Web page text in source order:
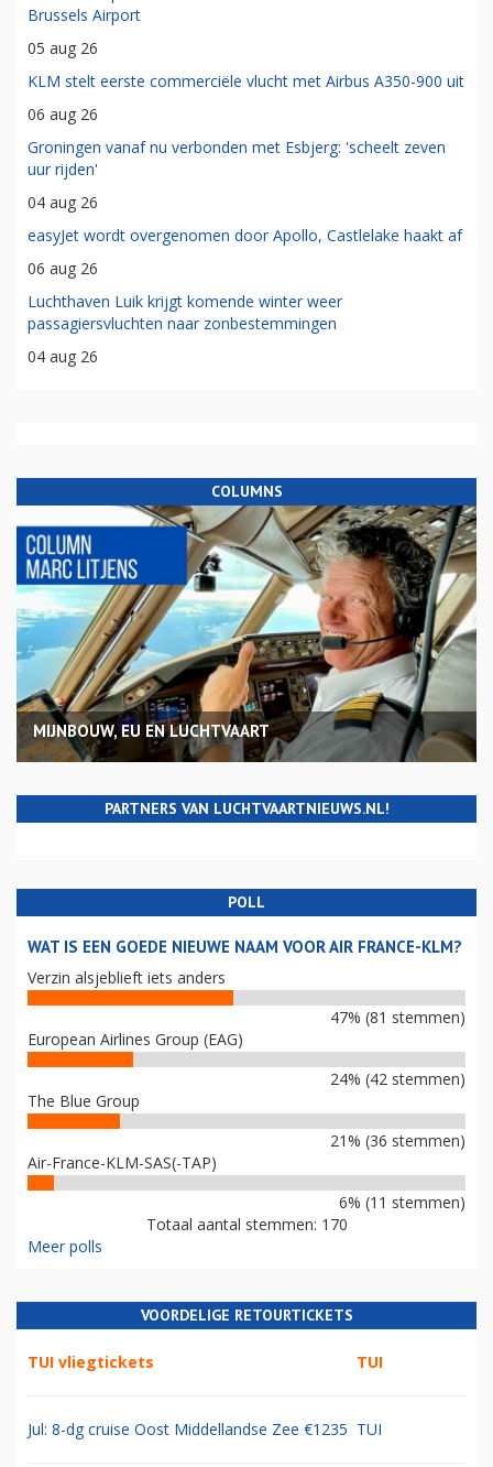
Brussels Airport
05 aug 26
KLM stelt eerste commerciële vlucht met Airbus A350-900 uit
06 aug 26
Groningen vanaf nu verbonden met Esbjerg: 'scheelt zeven
uur rijden'
04 aug 26
easyJet wordt overgenomen door Apollo, Castlelake haakt af
06 aug 26
Luchthaven Luik krijgt komende winter weer
passagiersvluchten naar zonbestemmingen
04 aug 26
COLUMNS
MIJNBOUW, EU EN LUCHTVAART
PARTNERS VAN LUCHTVAARTNIEUWS.NL!
POLL
WAT IS EEN GOEDE NIEUWE NAAM VOOR AIR FRANCE-KLM?
Verzin alsjeblieft iets anders
47% (81 stemmen)
European Airlines Group (EAG)
24% (42 stemmen)
The Blue Group
21% (36 stemmen)
Air-France-KLM-SAS(-TAP)
6% (11 stemmen)
Totaal aantal stemmen: 170
Meer polls
VOORDELIGE RETOURTICKETS
TUI vliegtickets TUI
Jul: 8-dg cruise Oost Middellandse Zee €1235 TUI